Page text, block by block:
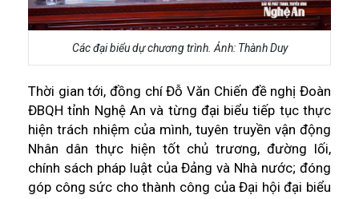
Các đại biểu dự chương trình. Ảnh: Thành Duy
Thời gian tới, đồng chí Đỗ Văn Chiến đề nghị Đoàn
ĐBQH tỉnh Nghệ An và từng đại biểu tiếp tục thực
hiện trách nhiệm của mình, tuyên truyền vận động
Nhân dân thực hiện tốt chủ trương, đường lối,
chính sách pháp luật của Đảng và Nhà nước; đóng
góp công sức cho thành công của Đại hội đại biểu